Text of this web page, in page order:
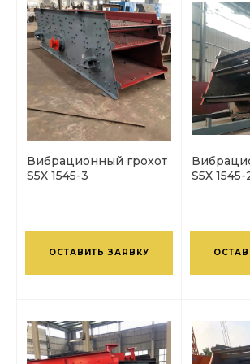
Вибрационный грохот
S5X 1545-3
ОСТАВИТЬ ЗАЯВКУ
S5X 1545-